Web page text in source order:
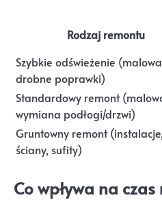
Rodzaj remontu
Szybkie odświeżenie
drobne poprawki)
Standardowy remont
wymiana podłogi/drzwi)
Gruntowny remont (instalacje,
ściany, sufity)
Co wpływa na